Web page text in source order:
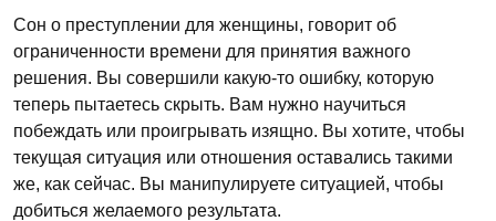
Сон о преступлении для женщины, говорит об
ограниченности времени для принятия важного
решения. Вы совершили какую-то ошибку, которую
теперь пытаетесь скрыть. Вам нужно научиться
побеждать или проигрывать изящно. Вы хотите, чтобы
текущая ситуация или отношения оставались такими
же, как сейчас. Вы манипулируете ситуацией, чтобы
добиться желаемого результата.